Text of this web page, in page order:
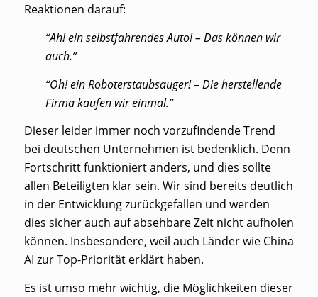
Reaktionen darauf:
“Ah! ein selbstfahrendes Auto! – Das können wir
auch.”
“Oh! ein Roboterstaubsauger! – Die herstellende
Firma kaufen wir einmal.”
Dieser leider immer noch vorzufindende Trend
bei deutschen Unternehmen ist bedenklich. Denn
Fortschritt funktioniert anders, und dies sollte
allen Beteiligten klar sein. Wir sind bereits deutlich
in der Entwicklung zurückgefallen und werden
dies sicher auch auf absehbare Zeit nicht aufholen
können. Insbesondere, weil auch Länder wie China
AI zur Top-Priorität erklärt haben.
Es ist umso mehr wichtig, die Möglichkeiten dieser